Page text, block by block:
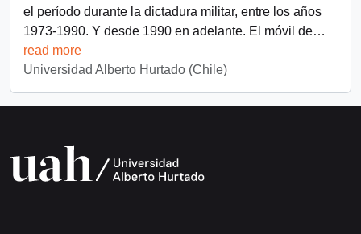
el período durante la dictadura militar, entre los años
1973-1990. Y desde 1990 en adelante. El móvil de…
read more
Universidad Alberto Hurtado (Chile)